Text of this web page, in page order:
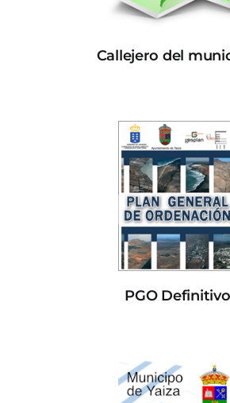
Callejero del
PGO Definitivo